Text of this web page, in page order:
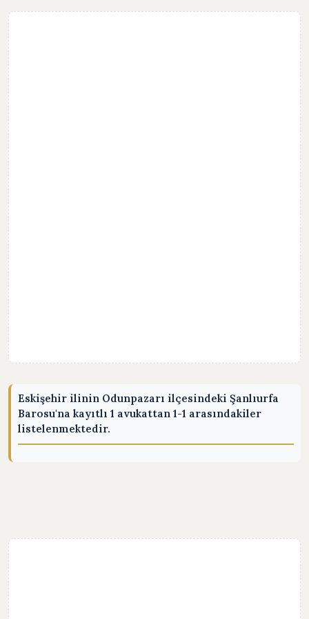
Eskişehir ilinin Odunpazarı ilçesindeki Şanlıurfa
Barosu'na kayıtlı 1 avukattan 1-1 arasındakiler
listelenmektedir.